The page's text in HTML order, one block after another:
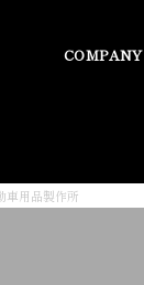
COMPANY
車用品製作所